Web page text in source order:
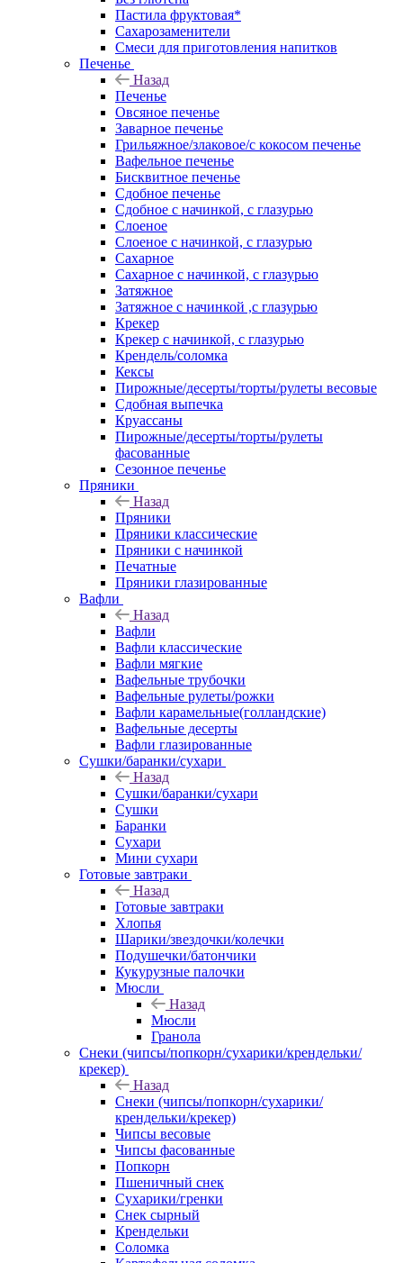
Пастила фруктовая*
Сахарозаменители
Смеси для приготовления напитков
Печенье
Назад
Печенье
Овсяное печенье
Заварное печенье
Грильяжное/злаковое/с кокосом печенье
Вафельное печенье
Бисквитное печенье
Сдобное печенье
Сдобное с начинкой, с глазурью
Слоеное
Слоеное с начинкой, с глазурью
Сахарное
Сахарное с начинкой, с глазурью
Затяжное
Затяжное с начинкой ,с глазурью
Крекер
Крекер с начинкой, с глазурью
Крендель/соломка
Кексы
Пирожные/десерты/торты/рулеты весовые
Сдобная выпечка
Круассаны
Пирожные/десерты/торты/рулеты
фасованные
Сезонное печенье
Пряники
Назад
Пряники
Пряники классические
Пряники с начинкой
Печатные
Пряники глазированные
Вафли
Назад
Вафли
Вафли классические
Вафли мягкие
Вафельные трубочки
Вафельные рулеты/рожки
Вафли карамельные(голландские)
Вафельные десерты
Вафли глазированные
Сушки/баранки/сухари
Назад
Сушки/баранки/сухари
Сушки
Баранки
Сухари
Мини сухари
Готовые завтраки
Назад
Готовые завтраки
Хлопья
Шарики/звездочки/колечки
Подушечки/батончики
Кукурузные палочки
Мюсли
Назад
Мюсли
Гранола
Снеки (чипсы/попкорн/сухарики/крендельки/
крекер)
Назад
Снеки (чипсы/попкорн/сухарики/
крендельки/крекер)
Чипсы весовые
Чипсы фасованные
Попкорн
Пшеничный снек
Сухарики/гренки
Снек сырный
Крендельки
Соломка